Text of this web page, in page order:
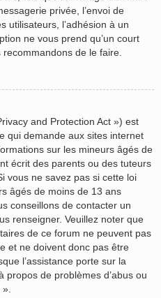
privée, l’envoi de
utilisateurs, l’adhésion à un
ne vous prend qu’un court
de le faire.
and Protection Act ») est
qui demande aux sites internet
sur les mineurs âgés de
écrit des parents ou des tuteurs
vous ne savez pas si cette loi
âgés de moins de 13 ans
conseillons de contacter un
renseigner. Veuillez noter que
de ce forum ne peuvent pas
et ne doivent donc pas être
l’assistance porte sur la
propos de problèmes d’abus ou
».